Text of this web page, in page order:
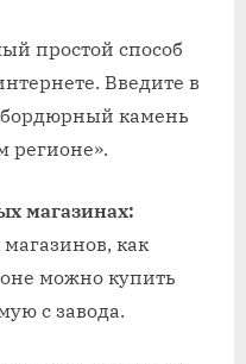
простой способ
Введите в
бордюрный камень
регионе».
магазинах:
как
можно купить
с завода.